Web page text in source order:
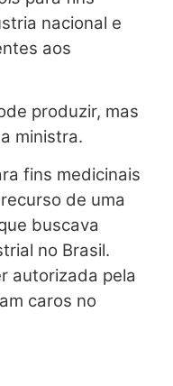
nacional e
aos
produzir, mas
ministra.
fins medicinais
de uma
buscava
no Brasil.
autorizada pela
caros no